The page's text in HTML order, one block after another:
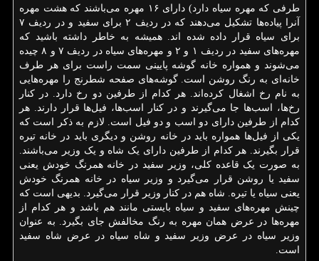
طرفی که مهره سیاه دارد) دارای ۱۶ مهره می‌باشند که هشت مهره
آنرا پیاده‌ها تشکیل می‌دهند که در ردیف ۲ برای سفید و در ردیف ۷
برای سیاه قرار داده شده اند. همیشه به خاطر داشته باشید که
مهره‌های سفید در ردیف ۱ و ۲ و مهره‌های سیاه در ردیف ۷ و ۸ چیده
می‌شوند و همواره خانه گوشه پایینی سمت راست برای هر طرف
خانه‌ای به رنگ روشن است. گوشه‌های صفحه شطرنج را مهره‌هایی
به نام رخ اشغال کرده‌اند. هر کدام از طرفین دو رخ دارد. در کنار
رخ‌ها، اسب‌ها جا می‌گیرند و در کنار اسب‌ها، فیل‌ها قرار دارند. هر
کدام از طرفین دارای دو اسب و دو فیل است. لازم به ذکر است که
یکی از فیل‌ها همواره باید در خانه روشن و دیگری باید در خانه تیره
قرار بگیرند. هر کدام از طرفین دارای یک شاه و یک وزیر می‌باشند.
به صورت یک قاعده کلی، وزیر سفید در خانه همرنگ خودش یعنی
سفید یا روشن قرار می‌گیرد و وزیر سیاه در خانه همرنگ خودش
یعنی سیاه یا تیره. شاه هم در کنار وزیر قرار می‌گیرد. بدیهی است که
چینش مهره‌های سفید و سیاه بایستی مانند هم باشد و هر کدام از
مهره‌ها در عرض همان مهره به رنگ مخالفش جای بگیرد. به عنوان
وزیر سیاه در عرض وزیر سفید و شاه سیاه در عرض شاه سفید
است.